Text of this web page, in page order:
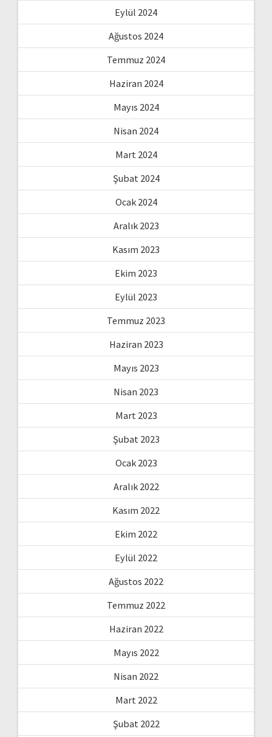
Eylül 2024
Ağustos 2024
Temmuz 2024
Haziran 2024
Mayıs 2024
Nisan 2024
Mart 2024
Şubat 2024
Ocak 2024
Aralık 2023
Kasım 2023
Ekim 2023
Eylül 2023
Temmuz 2023
Haziran 2023
Mayıs 2023
Nisan 2023
Mart 2023
Şubat 2023
Ocak 2023
Aralık 2022
Kasım 2022
Ekim 2022
Eylül 2022
Ağustos 2022
Temmuz 2022
Haziran 2022
Mayıs 2022
Nisan 2022
Mart 2022
Şubat 2022